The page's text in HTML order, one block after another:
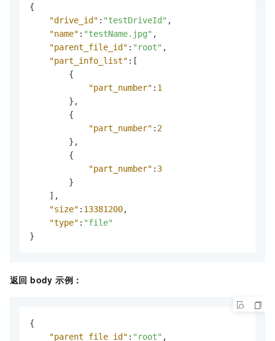
{
"drive_id" : "testDriveId" ,
"name" : "testName.jpg" ,
"parent_file_id" : "root" ,
"part_info_list" : [
{
"part_number" : 1
} ,
{
"part_number" : 2
} ,
{
"part_number" : 3
}
] ,
"size" : 13381200,
"type" : "file"
}
返回 body 示例：
{
"parent_file_id" : "root" ,